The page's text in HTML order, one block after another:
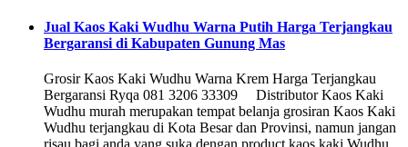
Jual Kaos Kaki Wudhu Warna Putih Harga Terjangkau
Bergaransi di Kabupaten Gunung Mas
Grosir Kaos Kaki Wudhu Warna Krem Harga Terjangkau
Bergaransi Ryqa 081 3206 33309 Distributor Kaos Kaki
Wudhu murah merupakan tempat belanja grosiran Kaos Kaki
Wudhu terjangkau di Kota Besar dan Provinsi, namun jangan
risau bagi anda yang suka dengan product kaos kaki Wudhu